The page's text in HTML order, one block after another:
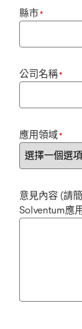
縣市*
公司名稱*
應用領域*
意見內容 (請
Solventum應